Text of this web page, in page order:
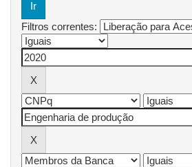
Filtros correntes: